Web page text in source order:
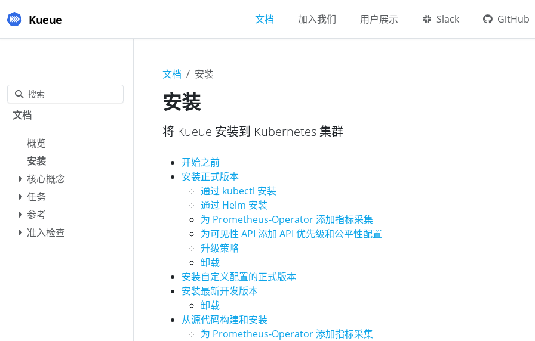
Kueue 文档 加入我们 用户展示 Slack GitHub
搜索
文档
概览
安装
核心概念
任务
参考
准入检查
文档 安装
安装
将 Kueue 安装到 Kubernetes 集群
开始之前
安装正式版本
通过 kubectl 安装
通过 Helm 安装
为 Prometheus-Operator 添加指标采集
为可见性 API 添加 API 优先级和公平性配置
升级策略
卸载
安装自定义配置的正式版本
安装最新开发版本
卸载
从源代码构建和安装
为 Prometheus-Operator 添加指标采集